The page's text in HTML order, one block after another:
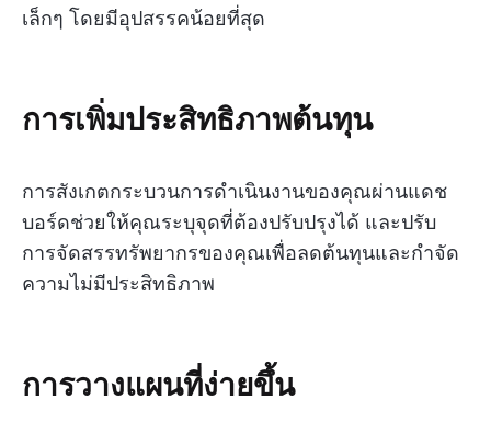
เล็กๆ โดยมีอุปสรรคน้อยที่สุด
การเพิ่มประสิทธิภาพต้นทุน
การสังเกตกระบวนการดำเนินงานของคุณผ่านแดช
บอร์ดช่วยให้คุณระบุจุดที่ต้องปรับปรุงได้ และปรับ
การจัดสรรทรัพยากรของคุณเพื่อลดต้นทุนและกำจัด
ความไม่มีประสิทธิภาพ
การวางแผนที่ง่ายขึ้น